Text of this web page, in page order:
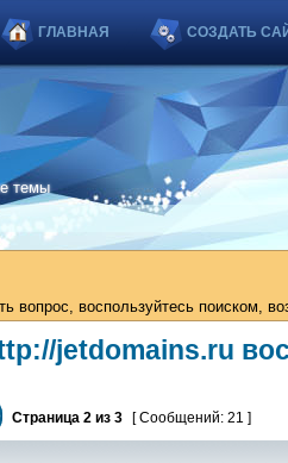
ГЛАВНАЯ СОЗДАТЬ
темы
вопрос, воспользуйтесь поиском,
jetdomains.ru
Страница 2 из 3 [ Сообщений: 21 ]